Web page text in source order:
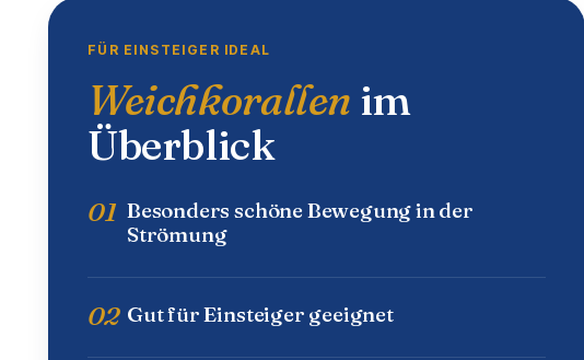
FÜR EINSTEIGER IDEAL
Weichkorallen im
Überblick
01 Besonders schöne Bewegung in der
Strömung
02 Gut für Einsteiger geeignet